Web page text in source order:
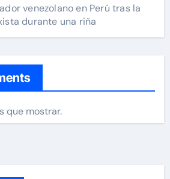
venezolano en Perú tras la
durante una riña
que mostrar.